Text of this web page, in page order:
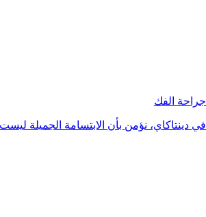
جراحة الفك
في دينتاكاي، نؤمن بأن الابتسامة الجميلة